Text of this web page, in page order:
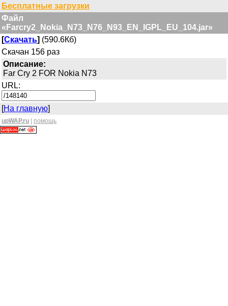
Бесплатные загрузки
Файл
«Farcry2_Nokia_N73_N76_N93_EN_IGPL_EU_104.jar»
[Скачать] (590.6Кб)
Скачан 156 раз
Описание:
Far Cry 2 FOR Nokia N73
URL:
[На главную]
upWAP.ru помощь